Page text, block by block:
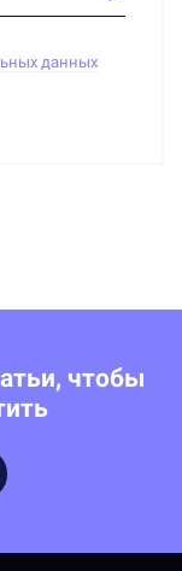
данных
чтобы